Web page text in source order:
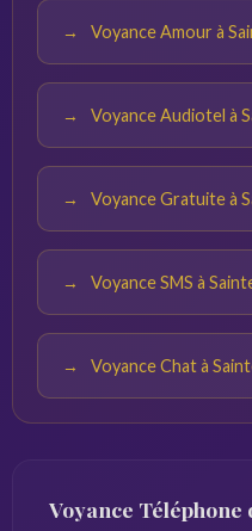
Voyance Amour à
Voyance Audiotel à
Voyance Gratuite à
Voyance SMS à
Voyance Chat à
Voyance